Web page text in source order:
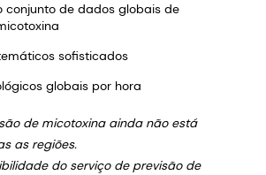
conjunto de dados globais de
sofisticados
globais por hora
de micotoxina ainda não está
as regiões.
do serviço de previsão de